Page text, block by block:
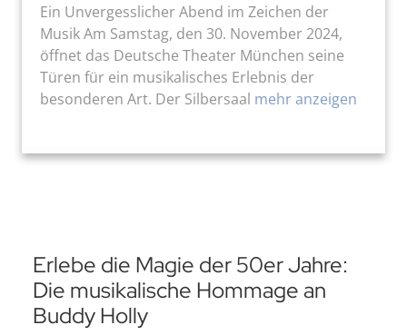
Ein Unvergesslicher Abend im Zeichen der
Musik Am Samstag, den 30. November 2024,
öffnet das Deutsche Theater München seine
Türen für ein musikalisches Erlebnis der
besonderen Art. Der Silbersaal mehr anzeigen
Erlebe die Magie der 50er Jahre:
Die musikalische Hommage an
Buddy Holly